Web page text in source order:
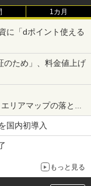
1カ月
に「dポイント使える
のため」、料金値上げ
リアマップの落とし
国内初導入
もっと見る